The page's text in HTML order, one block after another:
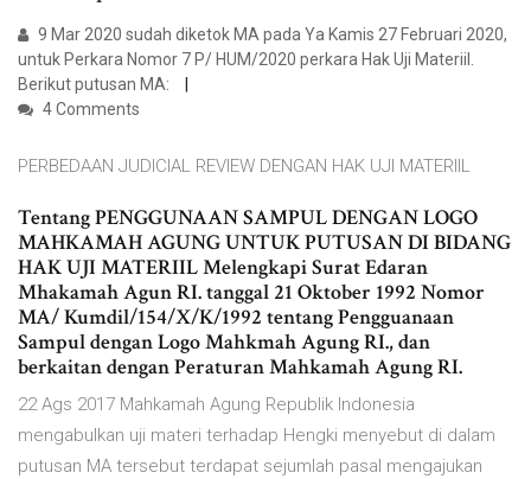
9 Mar 2020 sudah diketok MA pada Ya Kamis 27 Februari 2020,
untuk Perkara Nomor 7 P/ HUM/2020 perkara Hak Uji Materiil.
Berikut putusan MA:
4 Comments
PERBEDAAN JUDICIAL REVIEW DENGAN HAK UJI MATERIIL
Tentang PENGGUNAAN SAMPUL DENGAN LOGO
MAHKAMAH AGUNG UNTUK PUTUSAN DI BIDANG
HAK UJI MATERIIL Melengkapi Surat Edaran
Mhakamah Agun RI. tanggal 21 Oktober 1992 Nomor
MA/ Kumdil/154/X/K/1992 tentang Pengguanaan
Sampul dengan Logo Mahkmah Agung RI., dan
berkaitan dengan Peraturan Mahkamah Agung RI.
22 Ags 2017 Mahkamah Agung Republik Indonesia
mengabulkan uji materi terhadap Hengki menyebut di dalam
putusan MA tersebut terdapat sejumlah pasal mengajukan